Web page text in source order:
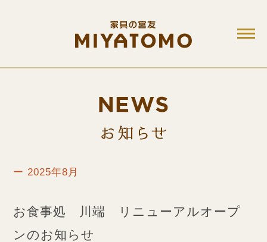
ー 2025年8月
お食事処 川端 リニューアルオープ
ンのお知らせ